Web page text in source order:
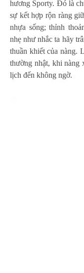
hương Sporty. Đó là
sự kết hợp rộn ràng
nhựa sống; thỉnh
nhẹ như nhắc ta hãy
thuần khiết của nàng.
thường nhật, khi nàng
lịch đến không ngờ.